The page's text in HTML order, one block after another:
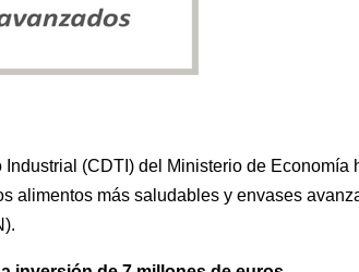
(CDTI) del Ministerio de Economía
alimentos más saludables y envases